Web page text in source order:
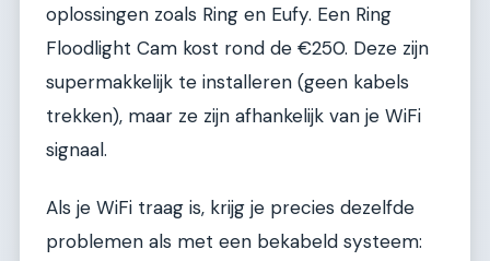
oplossingen zoals Ring en Eufy. Een Ring
Floodlight Cam kost rond de €250. Deze zijn
supermakkelijk te installeren (geen kabels
trekken), maar ze zijn afhankelijk van je WiFi
signaal.
Als je WiFi traag is, krijg je precies dezelfde
problemen als met een bekabeld systeem: